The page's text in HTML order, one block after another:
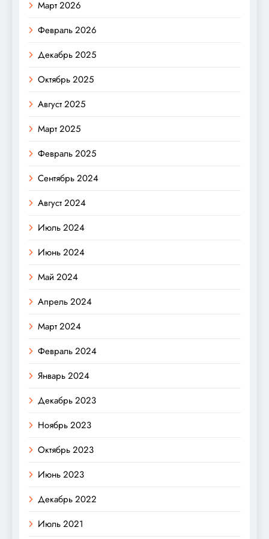
Март 2026
Февраль 2026
Декабрь 2025
Октябрь 2025
Август 2025
Март 2025
Февраль 2025
Сентябрь 2024
Август 2024
Июль 2024
Июнь 2024
Май 2024
Апрель 2024
Март 2024
Февраль 2024
Январь 2024
Декабрь 2023
Ноябрь 2023
Октябрь 2023
Июнь 2023
Декабрь 2022
Июль 2021